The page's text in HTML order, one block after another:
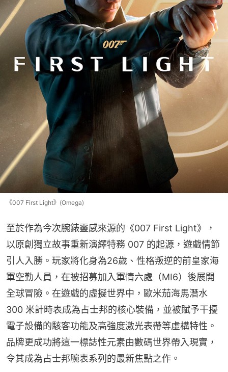
《007 First Light》(Omega)
至於作為今次腕錶靈感來源的《007 First Light》，
以原創獨立故事重新演繹特務 007 的起源，遊戲情節
引人入勝。玩家將化身為26歲、性格叛逆的前皇家海
軍空勤人員，在被招募加入軍情六處（MI6）後展開
全球冒險。在遊戲的虛擬世界中，歐米茄海馬潛水
300 米計時表成為占士邦的核心裝備，並被賦予干擾
電子設備的駭客功能及高強度激光表帶等虛構特性。
品牌更成功將這一標誌性元素由數碼世界帶入現實，
令其成為占士邦腕表系列的最新焦點之作。